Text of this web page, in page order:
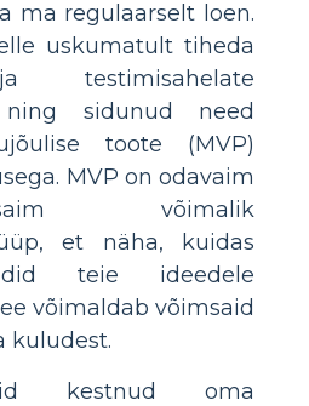
ma regulaarselt loen.
uskumatult tiheda
testimisahelate
ning sidunud need
toote (MVP)
MVP on odavaim
võimalik
et näha, kuidas
teie ideedele
võimaldab võimsaid
kuludest.
kestnud oma